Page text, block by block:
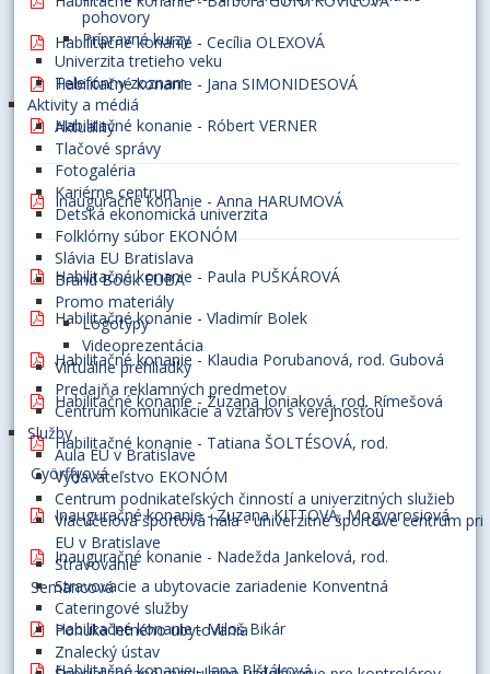
pohovory
Prípravné kurzy
Univerzita tretieho veku
Telefónny zoznam
Aktivity a médiá
Aktuality
Tlačové správy
Fotogaléria
Kariérne centrum
Detská ekonomická univerzita
Folklórny súbor EKONÓM
Slávia EU Bratislava
Brand Book EUBA
Promo materiály
Logotypy
Videoprezentácia
Virtuálne prehliadky
Predajňa reklamných predmetov
Centrum komunikácie a vzťahov s verejnosťou
Služby
Aula EU v Bratislave
Vydavateľstvo EKONÓM
Centrum podnikateľských činností a univerzitných služieb
Viacúčelová športová hala - univerzitné športové centrum pri
EU v Bratislave
Stravovanie
Stravovacie a ubytovacie zariadenie Konventná
Cateringové služby
Ponuka letného ubytovania
Znalecký ústav
Habilitačné konanie - Cecília OLEXOVÁ
Habilitačné konanie - Jana SIMONIDESOVÁ
Habilitačné konanie - Róbert VERNER
Inauguračné konanie - Anna HARUMOVÁ
Habilitačné konanie - Paula PUŠKÁROVÁ
Habilitačné konanie - Vladimír Bolek
Habilitačné konanie - Klaudia Porubanová, rod. Gubová
Habilitačné konanie - Zuzana Joniaková, rod. Rímešová
Habilitačné konanie - Tatiana ŠOLTÉSOVÁ, rod.
Györffyová
Inauguračné konanie - Zuzana KITTOVÁ, Mogyorosiová
Inauguračné konanie - Nadežda Jankelová, rod.
Semancová
Habilitačné konanie - Miloš Bikár